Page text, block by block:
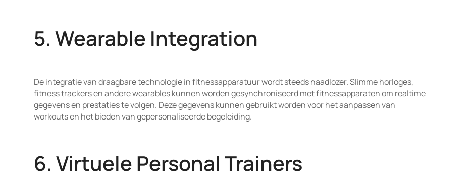
5. Wearable Integration
De integratie van draagbare technologie in fitnessapparatuur wordt steeds naadlozer. Slimme horloges,
fitness trackers en andere wearables kunnen worden gesynchroniseerd met fitnessapparaten om realtime
gegevens en prestaties te volgen. Deze gegevens kunnen gebruikt worden voor het aanpassen van
workouts en het bieden van gepersonaliseerde begeleiding.
6. Virtuele Personal Trainers